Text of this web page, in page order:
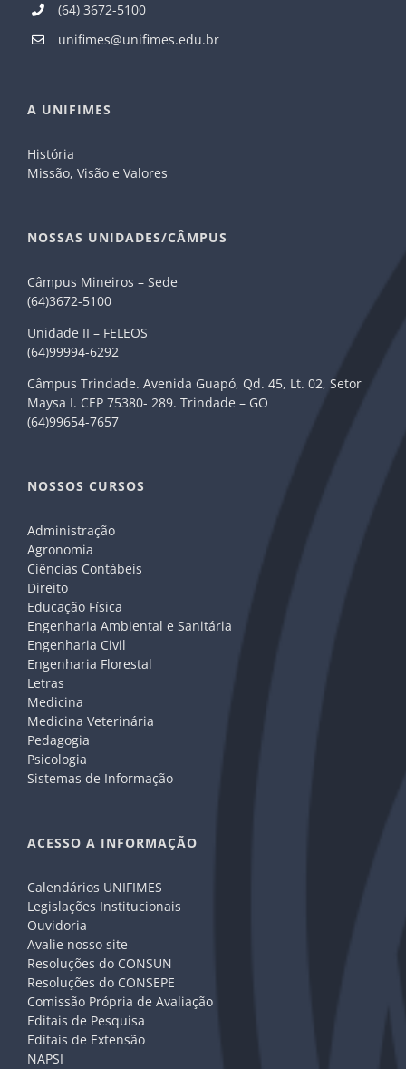
(64) 3672-5100
unifimes@unifimes.edu.br
A UNIFIMES
História
Missão, Visão e Valores
NOSSAS UNIDADES/CÂMPUS
Câmpus Mineiros – Sede
(64)3672-5100
Unidade II – FELEOS
(64)99994-6292
Câmpus Trindade. Avenida Guapó, Qd. 45, Lt. 02, Setor
Maysa I. CEP 75380- 289. Trindade – GO
(64)99654-7657
NOSSOS CURSOS
Administração
Agronomia
Ciências Contábeis
Direito
Educação Física
Engenharia Ambiental e Sanitária
Engenharia Civil
Engenharia Florestal
Letras
Medicina
Medicina Veterinária
Pedagogia
Psicologia
Sistemas de Informação
ACESSO A INFORMAÇÃO
Calendários UNIFIMES
Legislações Institucionais
Ouvidoria
Avalie nosso site
Resoluções do CONSUN
Resoluções do CONSEPE
Comissão Própria de Avaliação
Editais de Pesquisa
Editais de Extensão
NAPSI